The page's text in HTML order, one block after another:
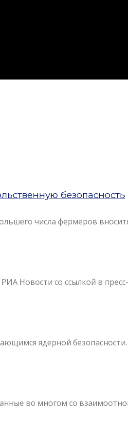
безопасность
числа фермеров
Новости со ссылкой в
ядерной
во многом со